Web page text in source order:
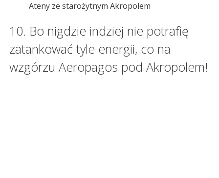
Ateny ze starożytnym Akropolem
10. Bo nigdzie indziej nie potrafię
zatankować tyle energii, co na
wzgórzu Aeropagos pod Akropolem!